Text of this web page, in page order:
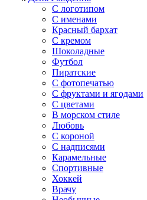
С логотипом
С именами
Красный бархат
С кремом
Шоколадные
Футбол
Пиратские
С фотопечатью
С фруктами и ягодами
С цветами
В морском стиле
Любовь
С короной
С надписями
Карамельные
Спортивные
Хоккей
Врачу